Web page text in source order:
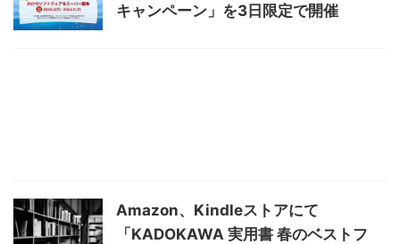
キャンペーン」を3日限定で開催
Amazon、Kindleストアにて
「KADOKAWA 実用書 春のベストフ